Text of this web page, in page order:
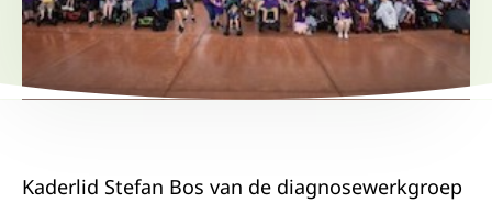
Kaderlid Stefan Bos van de diagnosewerkgroep